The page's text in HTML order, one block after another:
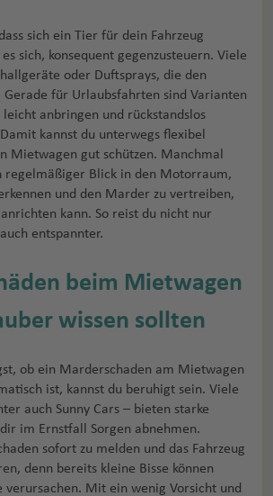
sich ein Tier für dein Fahrzeug
sich, konsequent gegenzusteuern. Viele
oder Duftsprays, die den
für Urlaubsfahrten sind Varianten
anbringen und rückstandslos
kannst du unterwegs flexibel
Mietwagen gut schützen. Manchmal
regelmäßiger Blick in den Motorraum,
und den Marder zu vertreiben,
kann. So reist du nicht nur
entspannter.
beim Mietwagen
wissen sollten
ob ein Marderschaden am Mietwagen
ist, kannst du beruhigt sein. Viele
auch Sunny Cars – bieten starke
im Ernstfall Sorgen abnehmen.
sofort zu melden und das Fahrzeug
denn bereits kleine Bisse können
verursachen. Mit ein wenig Vorsicht und